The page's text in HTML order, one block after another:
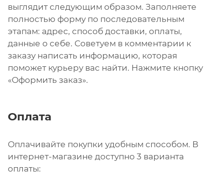
выглядит следующим образом. Заполняете
полностью форму по последовательным
этапам: адрес, способ доставки, оплаты,
данные о себе. Советуем в комментарии к
заказу написать информацию, которая
поможет курьеру вас найти. Нажмите кнопку
«Оформить заказ».
Оплата
Оплачивайте покупки удобным способом. В
интернет-магазине доступно 3 варианта
оплаты: